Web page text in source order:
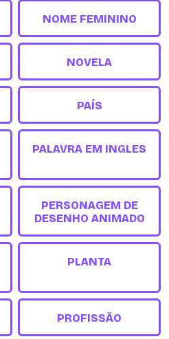
NOME FEMININO
NOVELA
PAÍS
PALAVRA EM INGLES
PERSONAGEM DE
DESENHO ANIMADO
PLANTA
PROFISSÃO